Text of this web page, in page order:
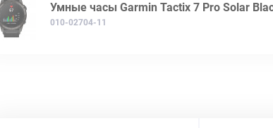
Умные часы Garmin Tactix 7 Pro Solar
010-02704-11